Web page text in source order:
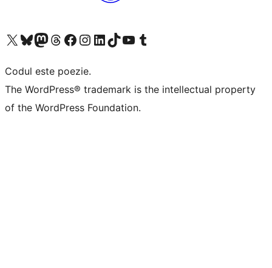
Mergi la contul nostru X (fost Twitter)
Vizitează contul nostru Bluesky
Vizitează contul nostru Mastodon
Vizitează contul nostru Threads
Vizitează pagina noastră Facebook
Vizitează-ne pe Instagram
Vizitează-ne pe LinkedIn
Vizitează contul nostru TikTok
Vizitează canalul nostru YouTube
Vizitează contul nostru Tumblr
Codul este poezie.
The WordPress® trademark is the intellectual property
of the WordPress Foundation.